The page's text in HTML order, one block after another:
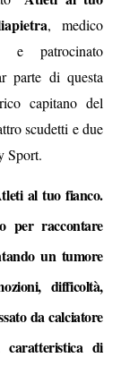
, medico
e patrocinato
parte di questa
capitano del
scudetti e due
Sport.
al tuo fianco.
per raccontare
un tumore
difficoltà,
da calciatore
di